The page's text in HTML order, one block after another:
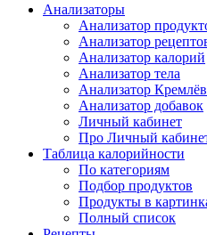
Анализаторы
Анализатор
Анализатор
Анализатор калорий
Анализатор тела
Анализатор
Анализатор добавок
Личный кабинет
Про Личный
Таблица калорийности
По категориям
Подбор продуктов
Продукты в
Полный список